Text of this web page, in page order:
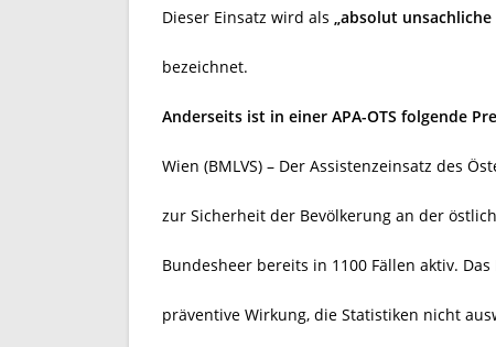
Dieser Einsatz wird als „absolut unsachliche
bezeichnet.
Anderseits ist in einer APA-OTS folgende
Wien (BMLVS) – Der Assistenzeinsatz des
zur Sicherheit der Bevölkerung an der
Bundesheer bereits in 1100 Fällen aktiv.
präventive Wirkung, die Statistiken nicht